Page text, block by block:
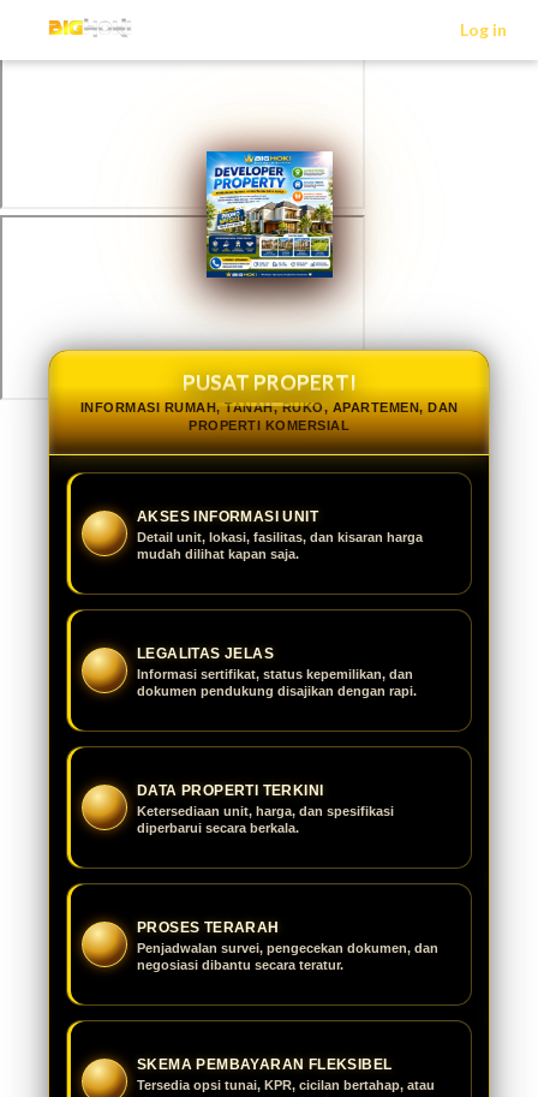
Log in
PUSAT PROPERTI
INFORMASI RUMAH, TANAH, RUKO, APARTEMEN, DAN
PROPERTI KOMERSIAL
AKSES INFORMASI UNIT
Detail unit, lokasi, fasilitas, dan kisaran harga
mudah dilihat kapan saja.
LEGALITAS JELAS
Informasi sertifikat, status kepemilikan, dan
dokumen pendukung disajikan dengan rapi.
DATA PROPERTI TERKINI
Ketersediaan unit, harga, dan spesifikasi
diperbarui secara berkala.
PROSES TERARAH
Penjadwalan survei, pengecekan dokumen, dan
negosiasi dibantu secara teratur.
SKEMA PEMBAYARAN FLEKSIBEL
Tersedia opsi tunai, KPR, cicilan bertahap, atau